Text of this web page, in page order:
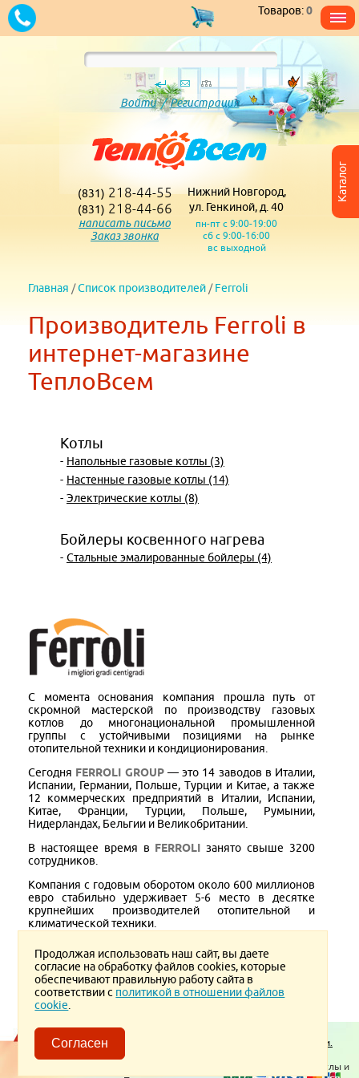
Каталог
Товаров:0
Войти/Регистрация
(831) 218-44-55
(831) 218-44-66
написать письмо
Заказ звонка
Нижний Новгород,
ул. Генкиной, д. 40
пн-пт с 9:00-19:00
сб с 9:00-16:00
вс выходной
Главная /Список производителей / Ferroli
Производитель Ferroli в
интернет-магазине
ТеплоВсем
Котлы
- Напольные газовые котлы (3)
- Настенные газовые котлы (14)
- Электрические котлы (8)
Бойлеры косвенного нагрева
- Стальные эмалированные бойлеры (4)
С момента основания компания прошла путь от
скромной мастерской по производству газовых
котлов до многонациональной промышленной
группы с устойчивыми позициями на рынке
отопительной техники и кондиционирования.
Сегодня FERROLI GROUP— это 14 заводов в Италии,
Испании, Германии, Польше, Турции и Китае, а также
12 коммерческих предприятий в Италии, Испании,
Китае, Франции, Турции, Польше, Румынии,
Нидерландах, Бельгии и Великобритании.
В настоящее время в FERROLI занято свыше 3200
сотрудников.
Компания с годовым оборотом около 600 миллионов
евро стабильно удерживает 5-6 место в десятке
крупнейших производителей отопительной и
климатической техники.
Версия для печати
Пользовательское соглашение.
Политика конфиденциальности.
Политика в отношении обработки ПД
Отопительное оборудование, котлы и
Продолжая использовать наш сайт, вы даете
согласие на обработку файлов cookies, которые
обеспечивают правильную работу сайта в
соответствии с политикой в отношении файлов
cookie
Согласен